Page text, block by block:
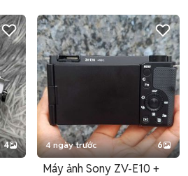
4 4 ngày trước 6
Máy ảnh Sony ZV-E10 +